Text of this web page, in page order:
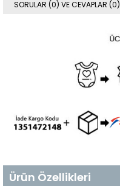
SORULAR (0) VE CEVAPLAR (0)
Ürün Özellikleri